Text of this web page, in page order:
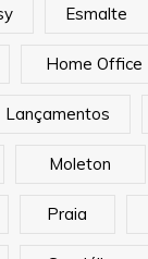
Esmalte
Home Office
Lançamentos
Moleton
Praia